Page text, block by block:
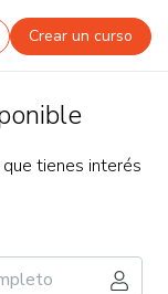
Crear un curso
tienes interés